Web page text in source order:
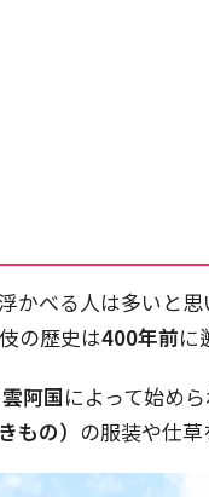
かべる人は多いと
の歴史は400年前に
阿国によって始め
もの） の服装や仕草